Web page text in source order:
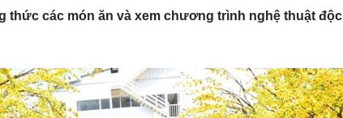
thức các món ăn và xem chương trình nghệ thuật độc